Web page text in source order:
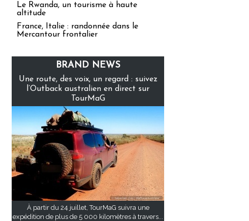
Le Rwanda, un tourisme à haute
altitude
France, Italie : randonnée dans le
Mercantour frontalier
BRAND NEWS
Une route, des voix, un regard : suivez
l’Outback australien en direct sur
TourMaG
À partir du 24 juillet, TourMaG suivra une
expédition de plus de 5 000 kilomètres à travers...